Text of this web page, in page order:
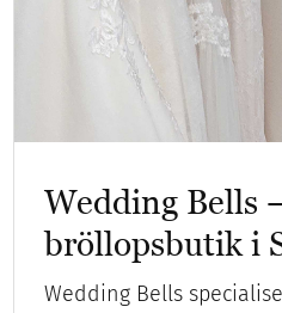
Wedding Bells
bröllopsbutik i
Wedding Bells